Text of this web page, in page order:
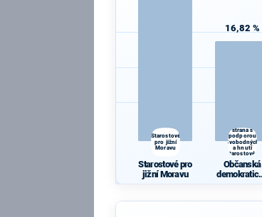
Starostové
pro jižní
Moravu
Starostové pro
jižní Moravu
16,82 %
strana s
podporou
Svobodných
a hnutí
Starostové a
osobnosti
pro Moravu
Občanská